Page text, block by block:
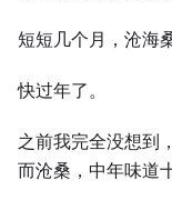
短短几个月，沧海
快过年了。
之前我完全没想到
而沧桑，中年味道